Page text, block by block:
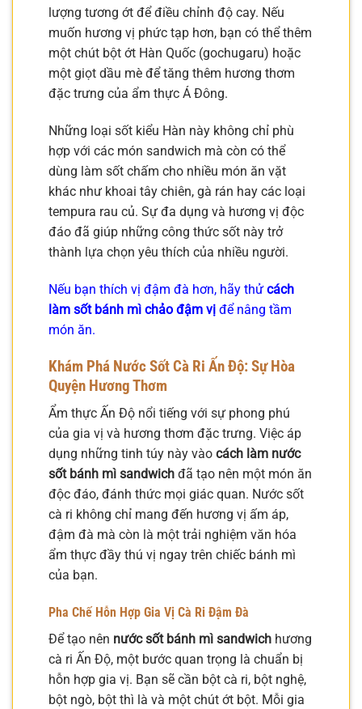
lượng tương ớt để điều chỉnh độ cay. Nếu
muốn hương vị phức tạp hơn, bạn có thể thêm
một chút bột ớt Hàn Quốc (gochugaru) hoặc
một giọt dầu mè để tăng thêm hương thơm
đặc trưng của ẩm thực Á Đông.
Những loại sốt kiểu Hàn này không chỉ phù
hợp với các món sandwich mà còn có thể
dùng làm sốt chấm cho nhiều món ăn vặt
khác như khoai tây chiên, gà rán hay các loại
tempura rau củ. Sự đa dụng và hương vị độc
đáo đã giúp những công thức sốt này trở
thành lựa chọn yêu thích của nhiều người.
Nếu bạn thích vị đậm đà hơn, hãy thử cách
làm sốt bánh mì chảo đậm vị để nâng tầm
món ăn.
Khám Phá Nước Sốt Cà Ri Ấn Độ: Sự Hòa
Quyện Hương Thơm
Ẩm thực Ấn Độ nổi tiếng với sự phong phú
của gia vị và hương thơm đặc trưng. Việc áp
dụng những tinh túy này vào cách làm nước
sốt bánh mì sandwich đã tạo nên một món ăn
độc đáo, đánh thức mọi giác quan. Nước sốt
cà ri không chỉ mang đến hương vị ấm áp,
đậm đà mà còn là một trải nghiệm văn hóa
ẩm thực đầy thú vị ngay trên chiếc bánh mì
của bạn.
Pha Chế Hỗn Hợp Gia Vị Cà Ri Đậm Đà
Để tạo nên nước sốt bánh mì sandwich hương
cà ri Ấn Độ, một bước quan trọng là chuẩn bị
hỗn hợp gia vị. Bạn sẽ cần bột cà ri, bột nghệ,
bột ngò, bột thì là và một chút ớt bột. Mỗi gia